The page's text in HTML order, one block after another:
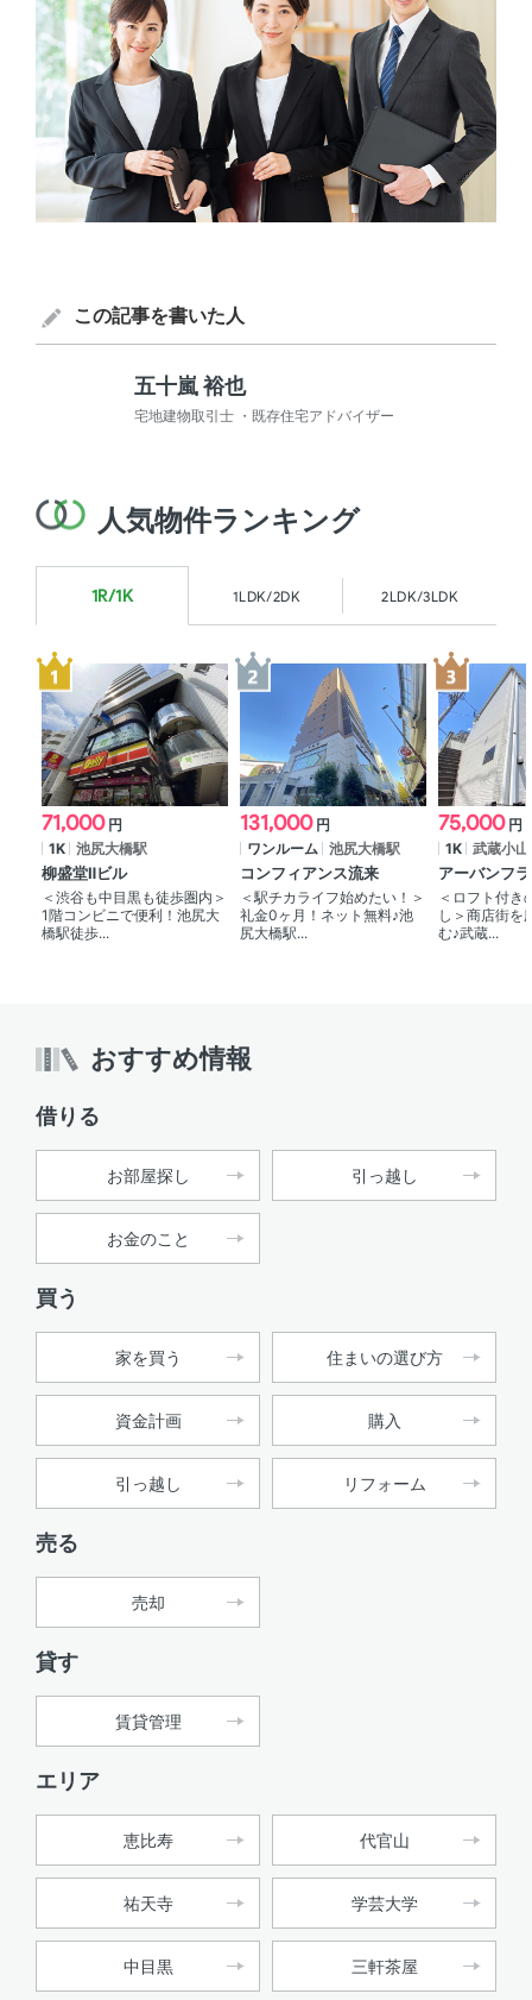
この記事を書いた人
五十嵐 裕也
宅地建物取引士 ・既存住宅アドバイザー
人気物件ランキング
1R/1K 1LDK/2DK 2LDK/3LDK
71,000 円
1K 池尻大橋駅
柳盛堂Ⅱビル
＜渋谷も中目黒も徒歩圏内＞
1階コンビニで便利！池尻大
橋駅徒歩...
131,000 円
ワンルーム
池尻大橋駅
コンフィアンス流来
＜駅チカライフ始めたい！＞
礼金0ヶ月！ネット無料♪池
尻大橋駅...
75,000 円
1K
武蔵小山
アーバンフ
＜ロフト付き
し＞商店街を
む♪武蔵...
おすすめ情報
借りる
お部屋探し 引っ越し
お金のこと
買う
家を買う 住まいの選び方
資金計画 購入
引っ越し リフォーム
売る
売却
貸す
賃貸管理
エリア
恵比寿 代官山
祐天寺 学芸大学
中目黒 三軒茶屋